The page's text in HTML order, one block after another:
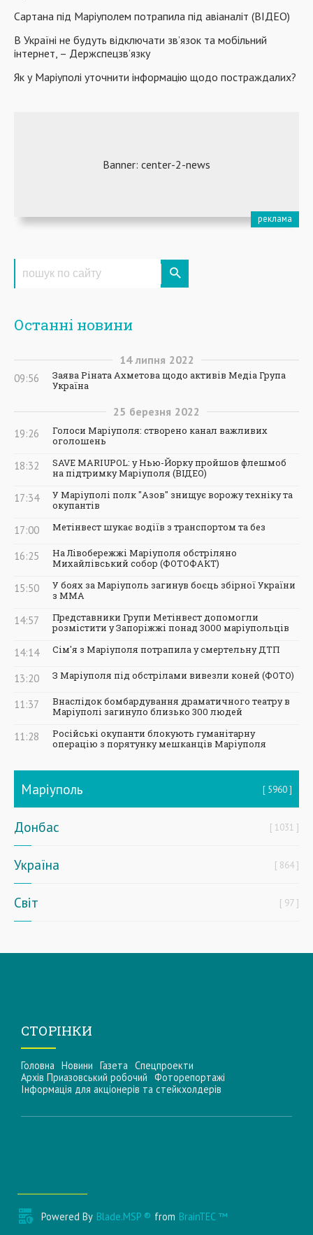
Сартана під Маріуполем потрапила під авіаналіт (ВІДЕО)
В Україні не будуть відключати зв’язок та мобільний
інтернет, – Держспецзв’язку
Як у Маріуполі уточнити інформацію щодо постраждалих?
Останні новини
14 липня 2022
09:56
Заява Ріната Ахметова щодо активів Медіа Група
Україна
25 березня 2022
19:26
Голоси Маріуполя: створено канал важливих
оголошень
18:32
SAVE MARIUPOL: у Нью-Йорку пройшов флешмоб
на підтримку Маріуполя (ВІДЕО)
17:34
У Маріуполі полк "Азов" знищує ворожу техніку та
окупантів
17:00 Метінвест шукає водіїв з транспортом та без
16:25
На Лівобережжі Маріуполя обстріляно
Михайлівський собор (ФОТОФАКТ)
15:50
У боях за Маріуполь загинув боєць збірної України
з ММА
14:57
Представники Групи Метінвест допомогли
розмістити у Запоріжжі понад 3000 маріупольців
14:14 Сім'я з Маріуполя потрапила у смертельну ДТП
13:20 З Маріуполя під обстрілами вивезли коней (ФОТО)
11:37
Внаслідок бомбардування драматичного театру в
Маріуполі загинуло близько 300 людей
11:28
Російські окупанти блокують гуманітарну
операцію з порятунку мешканців Маріуполя
Маріуполь 5960
Донбас 1031
Україна 864
Світ 97
СТОРІНКИ
Головна Новини Газета Спецпроекти
Архів Приазовський робочий Фоторепортажі
Інформацiя для акцiонерiв та стейкхолдерiв
Powered By Blade.MSP ® from BrainTEC ™